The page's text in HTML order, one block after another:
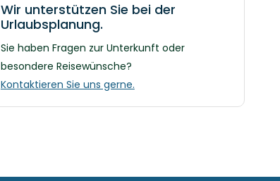
Wir unterstützen Sie bei der
Urlaubsplanung.
Sie haben Fragen zur Unterkunft oder
besondere Reisewünsche?
Kontaktieren Sie uns gerne.